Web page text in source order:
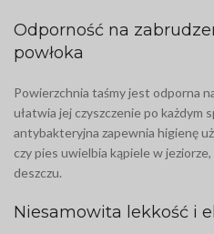
Odporność na
powłoka
Powierzchnia taśmy jest odporna
ułatwia jej czyszczenie po każdym
antybakteryjna zapewnia higienę
czy pies uwielbia kąpiele w
deszczu.
Niesamowita lekkość i